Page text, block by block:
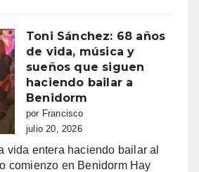
de
100.000
euros
recaudados”
el
amor
en
Tele5
Toni Sánchez: 68 años
de vida, música y
sueños que siguen
haciendo bailar a
Benidorm
por Francisco
julio 20, 2026
vida entera haciendo bailar al
comienzo en Benidorm Hay